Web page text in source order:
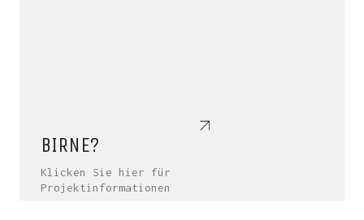
BIRNE?
Klicken Sie hier für
Projektinformationen